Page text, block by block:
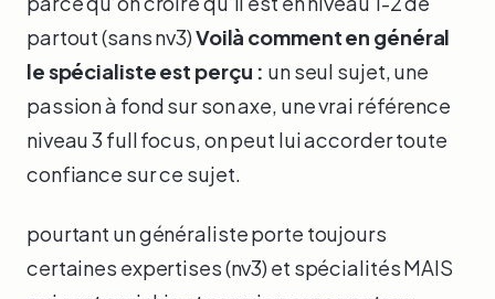
partout (sans nv3)Voilà comment en général
le spécialiste est perçu : un seul sujet, une
passion à fond sur son axe, une vrai référence
niveau 3 full focus, on peut lui accorder toute
confiance sur ce sujet.
pourtant un généraliste porte toujours
certaines expertises (nv3) et spécialités MAIS